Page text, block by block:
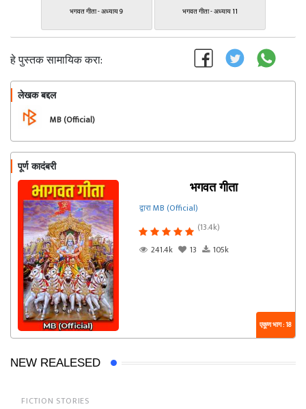
भगवत गीता - अध्याय 9 भगवत गीता - अध्याय 11
हे पुस्तक सामायिक करा:
लेखक बद्दल
MB (Official)
पूर्ण कादंबरी
भगवत गीता
द्वारा MB (Official)
(13.4k)
241.4k
13 105k
एकूण भाग : 18
NEW REALESED
FICTION STORIES